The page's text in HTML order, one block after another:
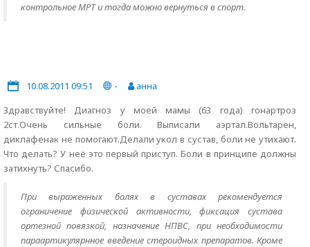
контрольное МРТ и тогда можно вернуться в спорт.
10.08.2011 09:51 -
анна
Здравствуйте! Диагноз у моей мамы (63 года) гонартроз
2ст.Очень сильные боли. Выписали аэртал.Вольтарен,
диклафенак не помогают.Делали укол в сустав, боли не утихают.
Что делать? У неё это первый приступ. Боли в принципе должны
затихнуть? Спасибо.
При выраженных болях в суставах рекомендуется
ограничение физической активности, фиксация сустава
ортезной повязкой, назначение НПВС, при необходимости
параартикулярнное введение стероидных препаратов. Кроме